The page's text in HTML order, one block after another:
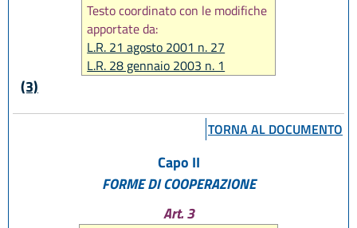
Testo coordinato con le modifiche
apportate da:
L.R. 21 agosto 2001 n. 27
L.R. 28 gennaio 2003 n. 1
L.R. 23 dicembre 2011 n. 23
(3)
TORNA AL DOCUMENTO
Capo II
FORME DI COOPERAZIONE
Art. 3